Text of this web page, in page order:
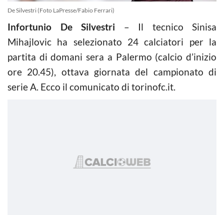
De Silvestri (Foto LaPresse/Fabio Ferrari)
Infortunio De Silvestri – Il tecnico Sinisa
Mihajlovic ha selezionato 24 calciatori per la
partita di domani sera a Palermo (calcio d’inizio
ore 20.45), ottava giornata del campionato di
serie A. Ecco il comunicato di torinofc.it.